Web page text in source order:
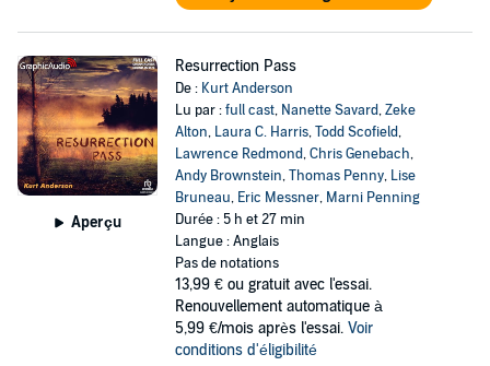
Aperçu
Resurrection Pass
De : Kurt Anderson
Lu par :full cast, Nanette Savard,Zeke
Alton, Laura C. Harris,Todd Scofield,
Lawrence Redmond,Chris Genebach,
Andy Brownstein,Thomas Penny, Lise
Bruneau, Eric Messner, Marni Penning
Durée : 5 h et 27 min
Langue : Anglais
Pas de notations
13,99 € ou gratuit avec l'essai.
Renouvellement automatique à
5,99 €/mois après l'essai. Voir
conditions d'éligibilité